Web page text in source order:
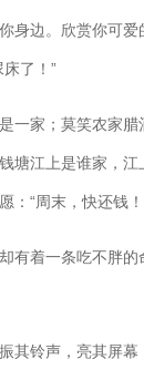
身边。欣赏你可
了！”
一家；莫笑农家
塘江上是谁家，
：“周末，快还钱！
有着一条吃不胖
其铃声，亮其屏